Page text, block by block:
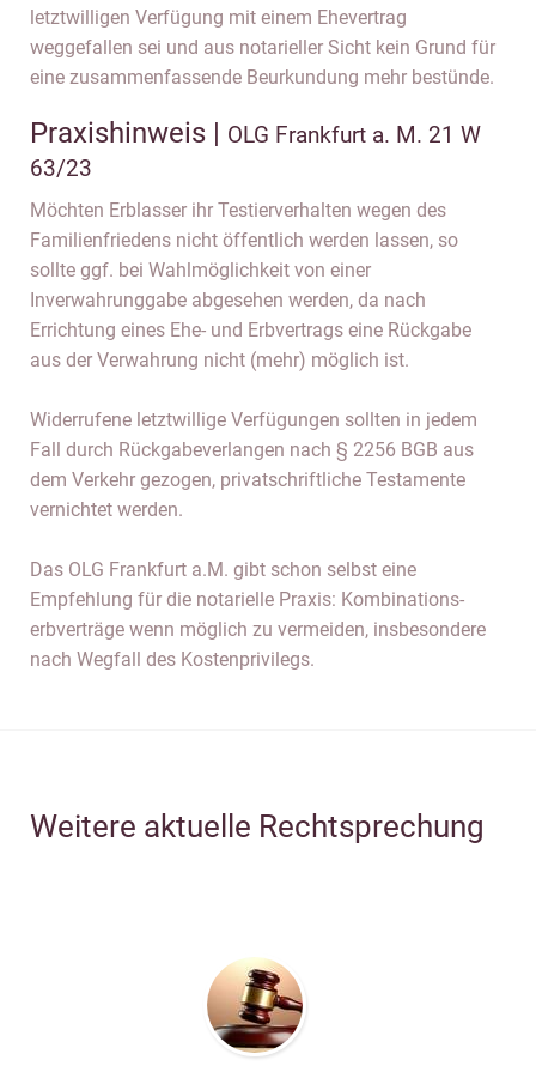
letztwilligen Verfügung mit einem Ehevertrag
weggefallen sei und aus notarieller Sicht kein Grund für
eine zusammenfassende Beurkundung mehr bestünde.
Praxishinweis | OLG Frankfurt a. M. 21 W
63/23
Möchten Erblasser ihr Testierverhalten wegen des
Familienfriedens nicht öffentlich werden lassen, so
sollte ggf. bei Wahlmöglichkeit von einer
Inverwahrunggabe abgesehen werden, da nach
Errichtung eines Ehe- und Erbvertrags eine Rückgabe
aus der Verwahrung nicht (mehr) möglich ist.
Widerrufene letztwillige Verfügungen sollten in jedem
Fall durch Rückgabeverlangen nach § 2256 BGB aus
dem Verkehr gezogen, privatschriftliche Testamente
vernichtet werden.
Das OLG Frankfurt a.M. gibt schon selbst eine
Empfehlung für die notarielle Praxis: Kombinations-
erbverträge wenn möglich zu vermeiden, insbesondere
nach Wegfall des Kostenprivilegs.
Weitere aktuelle Rechtsprechung